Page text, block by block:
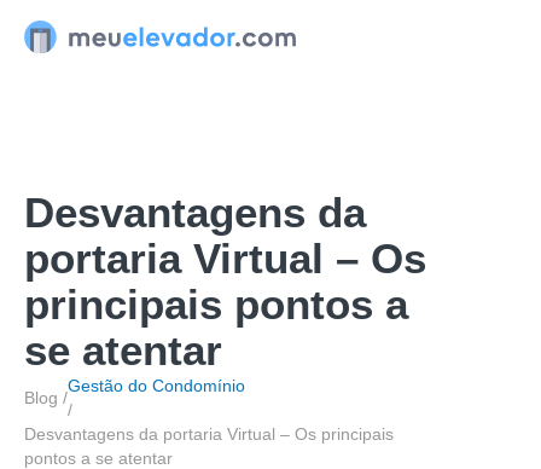
para
Desvantagens da
portaria Virtual – Os
principais pontos a
se atentar
Blog /
Gestão do Condomínio
/
Desvantagens da portaria Virtual – Os principais
pontos a se atentar